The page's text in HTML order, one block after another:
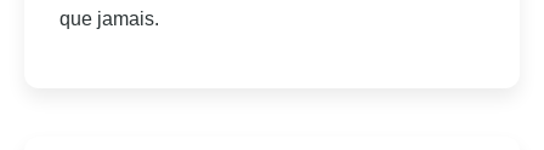
que jamais.